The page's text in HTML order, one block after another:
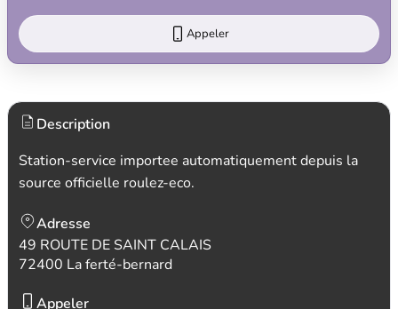
Appeler
Description
Station-service importee automatiquement depuis la
source officielle roulez-eco.
Adresse
49 ROUTE DE SAINT CALAIS
72400 La ferté-bernard
Appeler